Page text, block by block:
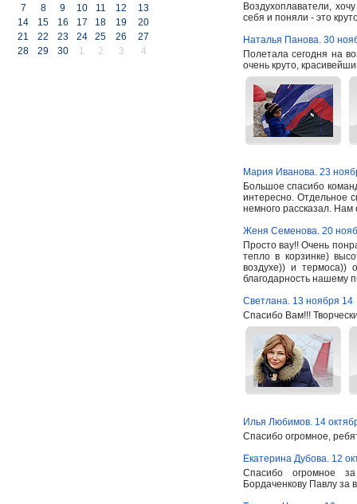
7
8 9 10 11 12
13
14
15 16 17 18 19
20
21
22 23 24 25 26
27
28
29 30 1 2 3 4
Воздухоплаватели,
себя и поняли - это
Наталья Панова. 30
Полетала сегодня на
очень круто,
Мария Иванова. 23
Большое спасибо
интересно. Отдельное
немного рассказал.
Женя Семенова. 20
Просто вау!! Очень
тепло в корзинке)
воздухе)) и
благодарность нашему
Светлана. 13 ноября 14
Спасибо Вам!!!
Илья Любимов. 14
Спасибо огромное,
Екатерина Дубова. 12
Спасибо огромное
Бордаченкову Павлу за